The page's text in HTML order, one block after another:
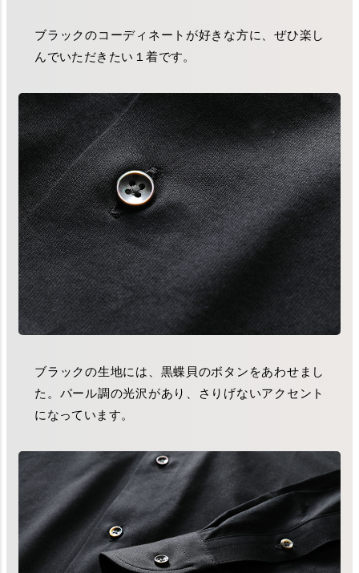
ブラックのコーディネートが好きな方に、ぜひ楽し
んでいただきたい１着です。
ブラックの生地には、黒蝶貝のボタンをあわせまし
た。パール調の光沢があり、さりげないアクセント
になっています。